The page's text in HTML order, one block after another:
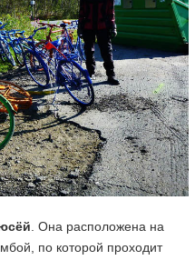
. Она расположена на
по которой проходит